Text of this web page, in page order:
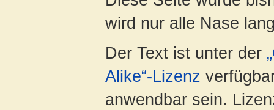
wird nur alle Nase
Der Text ist unter der
Alike“-Lizenz
anwendbar sein.